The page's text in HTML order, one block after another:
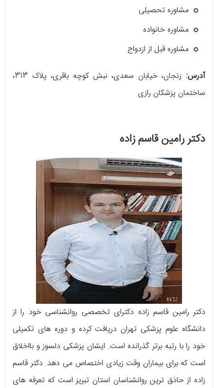
مشاوره تحصیلی
مشاوره خانواده
مشاوره قبل از ازدواج
آدرس:
زنجان، خیابان سعدی، نبش کوچه باقری، پلاک 313،
ساختمان پزشکان رازی
دکتر رامین قاسم زاده
دکتر رامین قاسم زاده دکترای تخصصی روانشناسی خود را از
دانشگاه علوم پزشکی تهران دریافت کرده و دوره های تکمیلی
خود را با رتبه برتر گذرانده است. ایشان پزشکی دلسوز و بااخلاق
است که برای بیماران وقت زیادی اختصاص می دهد. دکتر قاسم
زاده از حاذق ترین روانشناسان استان تبریز است که تعرفه های